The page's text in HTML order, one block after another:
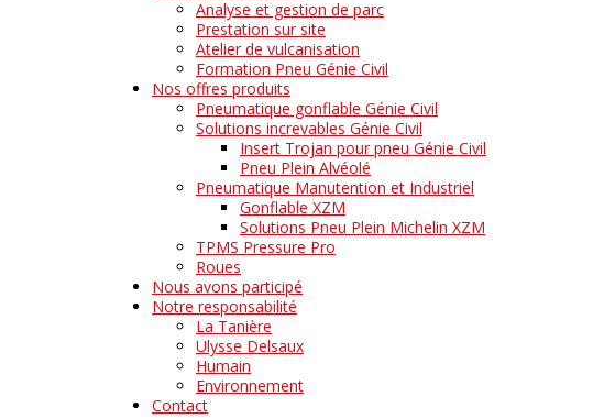
Analyse et gestion de parc
Prestation sur site
Atelier de vulcanisation
Formation Pneu Génie Civil
Nos offres produits
Pneumatique gonflable Génie Civil
Solutions increvables Génie Civil
Insert Trojan pour pneu Génie Civil
Pneu Plein Alvéolé
Pneumatique Manutention et Industriel
Gonflable XZM
Solutions Pneu Plein Michelin XZM
TPMS Pressure Pro
Roues
Nous avons participé
Notre responsabilité
La Tanière
Ulysse Delsaux
Humain
Environnement
Contact